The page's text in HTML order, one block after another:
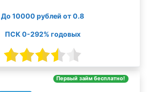
До 10000 рублей от 0.8
ПСК 0-292% годовых
Первый займ бесплатно!